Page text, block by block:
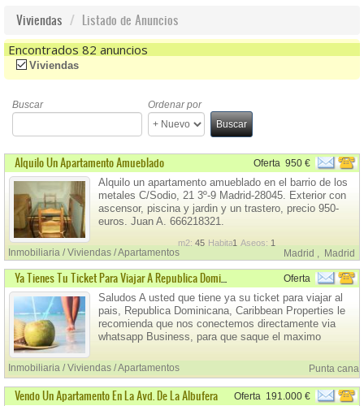
Viviendas Listado de Anuncios
Encontrados 82 anuncios
(-) Remove Viviendas Filter
Viviendas
Buscar
Ordenar por
Buscar
Alquilo Un Apartamento Amueblado Oferta 950 €
Alquilo un apartamento amueblado en el barrio de los
metales C/Sodio, 21 3º-9 Madrid-28045. Exterior con
ascensor, piscina y jardin y un trastero, precio 950-
euros. Juan A. 666218321.
Inmobiliaria / Viviendas / Apartamentos Madrid , Madrid
m2: 45 Habitaciones:
1 Aseos: 1
Ya Tienes Tu Ticket Para Viajar A Republica Dominicana? Oferta
Saludos A usted que tiene ya su ticket para viajar al
pais, Republica Dominicana, Caribbean Properties le
recomienda que nos conectemos directamente via
whatsapp Business, para que saque el maximo
para comprar como para vacacionar e invertir en todo
el pais !! Apartamentos y villas en ve
Inmobiliaria / Viviendas / Apartamentos Punta cana
Vendo Un Apartamento En La Avd. De La Albufera Oferta 191.000 €